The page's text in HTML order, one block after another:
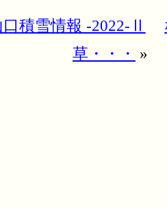
積雪情報 -2022-Ⅱ
草・・・
»